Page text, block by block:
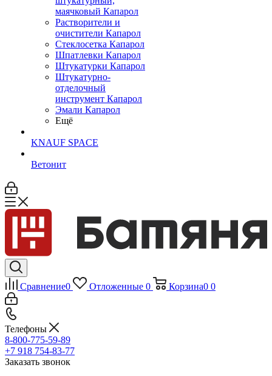
маячковый Капарол
Растворители и
очистители Капарол
Cтеклосетка Капарол
Шпатлевки Капарол
Штукатурки Капарол
Штукатурно-
отделочный
инструмент Капарол
Эмали Капарол
Ещё
KNAUF SPACE
Ветонит
Сравнение0 Отложенные 0 Корзина0 0
Телефоны
8-800-775-59-89
+7 918 754-83-77
Заказать звонок